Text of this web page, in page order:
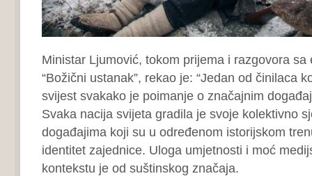
Ministar Ljumović, tokom prijema i razgovora sa
“Božični ustanak”, rekao je: “Jedan od činilaca
svijest svakako je poimanje o značajnim
Svaka nacija svijeta gradila je svoje kolektivno
događajima koji su u određenom istorijskom
identitet zajednice. Uloga umjetnosti i moć
kontekstu je od suštinskog značaja.